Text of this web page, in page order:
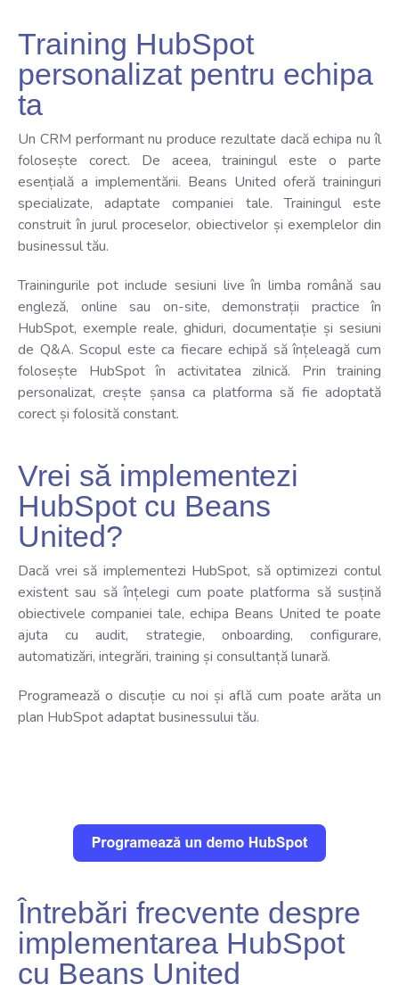
Training HubSpot
personalizat pentru echipa
ta
Un CRM performant nu produce rezultate dacă echipa nu îl
folosește corect. De aceea, trainingul este o parte
esențială a implementării. Beans United oferă traininguri
specializate, adaptate companiei tale. Trainingul este
construit în jurul proceselor, obiectivelor și exemplelor din
businessul tău.
Trainingurile pot include sesiuni live în limba română sau
engleză, online sau on-site, demonstrații practice în
HubSpot, exemple reale, ghiduri, documentație și sesiuni
de Q&A.Scopul este ca fiecare echipă să înțeleagă cum
folosește HubSpot în activitatea zilnică. Prin training
personalizat, crește șansa ca platforma să fie adoptată
corect și folosită constant.
Vrei să implementezi
HubSpot cu Beans
United?
Dacă vrei să implementezi HubSpot, să optimizezi contul
existent sau să înțelegi cum poate platforma să susțină
obiectivele companiei tale, echipa Beans United te poate
ajuta cu audit, strategie, onboarding, configurare,
automatizări, integrări, training și consultanță lunară.
Programează o discuție cu noi și află cum poate arăta un
plan HubSpot adaptat businessului tău.
Întrebări frecvente despre
implementarea HubSpot
cu Beans United